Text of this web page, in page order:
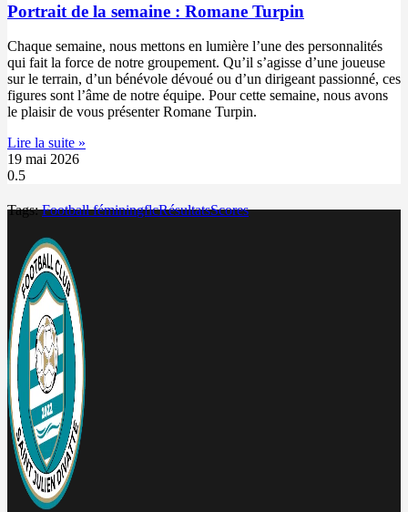
Portrait de la semaine : Romane Turpin
Chaque semaine, nous mettons en lumière l’une des personnalités
qui fait la force de notre groupement. Qu’il s’agisse d’une joueuse
sur le terrain, d’un bénévole dévoué ou d’un dirigeant passionné, ces
figures sont l’âme de notre équipe. Pour cette semaine, nous avons
le plaisir de vous présenter Romane Turpin.
Lire la suite »
19 mai 2026
Tags: Football féminingflcRésultatsScores